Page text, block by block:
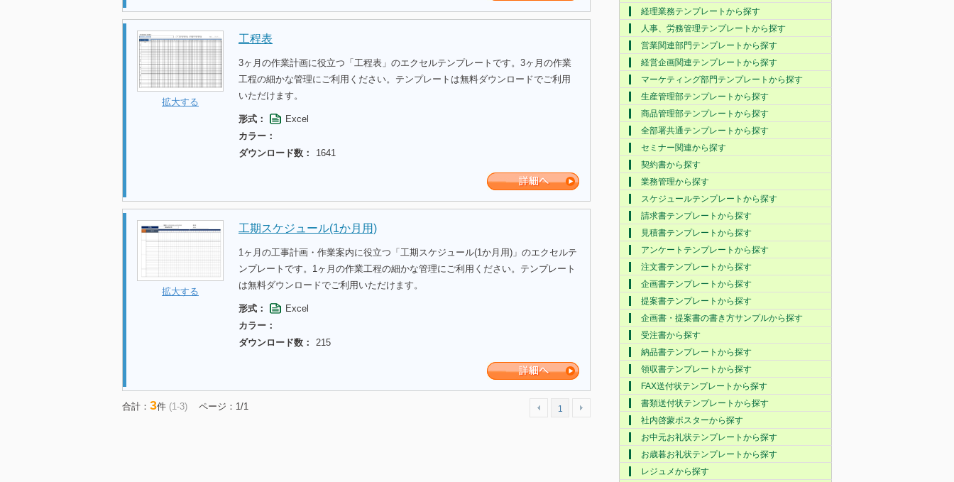
拡大する
工程表
3ヶ月の作業計画に役立つ「工程表」のエクセルテンプレートです。3ヶ月の作業
工程の細かな管理にご利用ください。テンプレートは無料ダウンロードでご利用
いただけます。
形式：
Excel
カラー：
ダウンロード数：
1641
拡大する
工期スケジュール(1か月用)
1ヶ月の工事計画・作業案内に役立つ「工期スケジュール(1か月用)」のエクセルテ
ンプレートです。1ヶ月の作業工程の細かな管理にご利用ください。テンプレート
は無料ダウンロードでご利用いただけます。
形式：
Excel
カラー：
ダウンロード数：
215
合計： 3件 (1-3) ページ：1/1 1
経理業務テンプレートから探す
人事、労務管理テンプレートから探す
営業関連部門テンプレートから探す
経営企画関連テンプレートから探す
マーケティング部門テンプレートから探す
生産管理部テンプレートから探す
商品管理部テンプレートから探す
全部署共通テンプレートから探す
セミナー関連から探す
契約書から探す
業務管理から探す
スケジュールテンプレートから探す
請求書テンプレートから探す
見積書テンプレートから探す
アンケートテンプレートから探す
注文書テンプレートから探す
企画書テンプレートから探す
提案書テンプレートから探す
企画書・提案書の書き方サンプルから探す
受注書から探す
納品書テンプレートから探す
領収書テンプレートから探す
FAX送付状テンプレートから探す
書類送付状テンプレートから探す
社内啓蒙ポスターから探す
お中元お礼状テンプレートから探す
お歳暮お礼状テンプレートから探す
レジュメから探す